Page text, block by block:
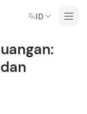
ID